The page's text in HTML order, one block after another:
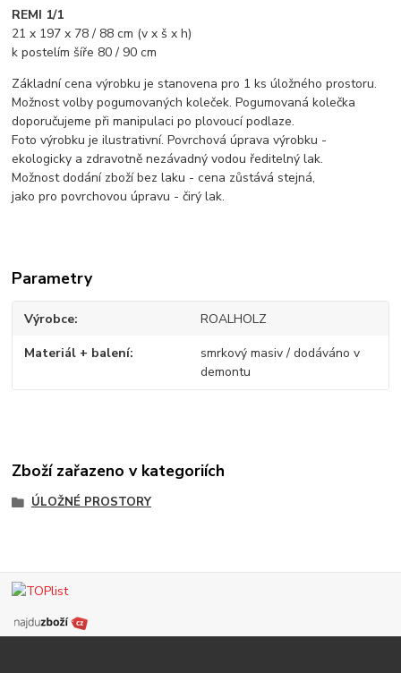
REMI 1/1
21 x 197 x 78 / 88 cm (v x š x h)
k postelím šíře 80 / 90 cm
Základní cena výrobku je stanovena pro 1 ks úložného prostoru.
Možnost volby pogumovaných koleček. Pogumovaná kolečka
doporučujeme při manipulaci po plovoucí podlaze.
Foto výrobku je ilustrativní. Povrchová úprava výrobku -
ekologicky a zdravotně nezávadný vodou ředitelný lak.
Možnost dodání zboží bez laku - cena zůstává stejná,
jako pro povrchovou úpravu - čirý lak.
Parametry
Výrobce ROALHOLZ
Materiál + balení
smrkový masiv / dodáváno v
demontu
Zboží zařazeno v kategoriích
ÚLOŽNÉ PROSTORY